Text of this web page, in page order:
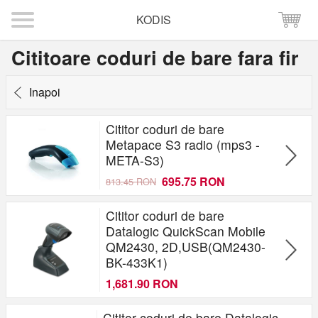
KODIS
Cititoare coduri de bare fara fir
Inapoi
Cititor coduri de bare
Metapace S3 radio (mps3 -
META-S3)
813.45 RON 695.75 RON
Cititor coduri de bare
Datalogic QuickScan Mobile
QM2430, 2D,USB(QM2430-
BK-433K1)
1,681.90 RON